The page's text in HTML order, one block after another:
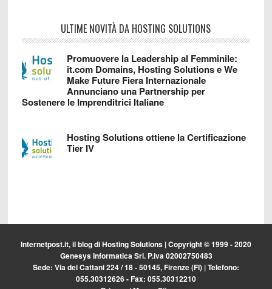
ULTIME NOVITÀ DA HOSTING SOLUTIONS
Promuovere la Leadership al Femminile:
it.com Domains, Hosting Solutions e We
Make Future Fiera Internazionale
Annunciano una Partnership per
Sostenere le Imprenditrici Italiane
Hosting Solutions ottiene la Certificazione
Tier IV
Internetpost.it, il blog diHosting Solutions | Copyright © 1999 - 2020
Genesys Informatica Srl. P.iva 02002750483
Sede: Via dei Cattani 224 / 18 - 50145, Firenze (FI) | Telefono:
055.30312626 - Fax: 055.30312210